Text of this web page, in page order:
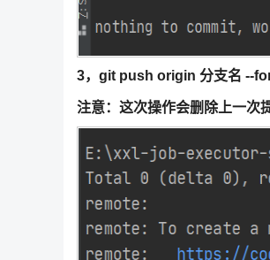
3，git push origin 分支名 --
注意：这次操作会删除上一次